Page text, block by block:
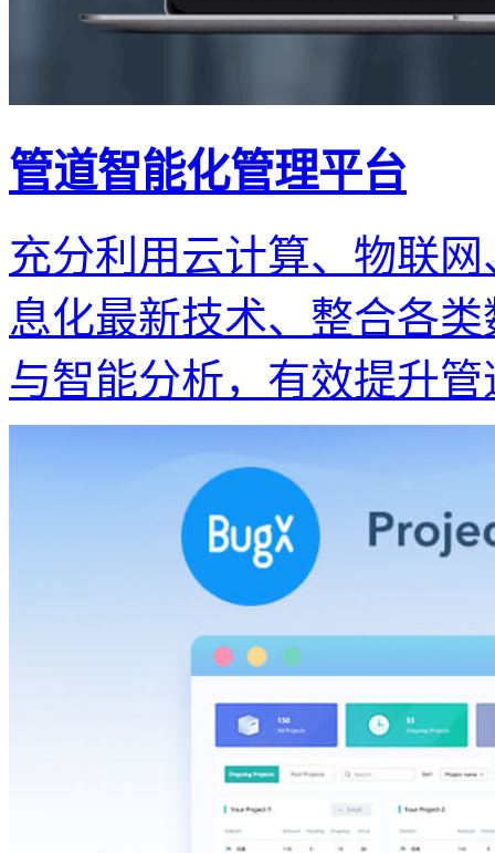
管道智能化管理平台
充分利用云计算、物联
息化最新技术、整合各
与智能分析，有效提升